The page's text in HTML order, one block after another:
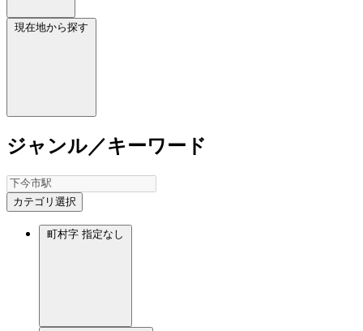
現在地から探す
ジャンル／キーワード
カテゴリ選択
町村字 指定なし